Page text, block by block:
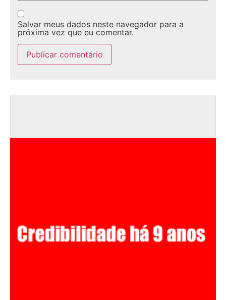
Salvar meus dados neste navegador para a
próxima vez que eu comentar.